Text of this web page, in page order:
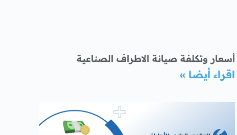
أسعار وتكلفة صيانة الاطراف الصناعية
اقراء أيضا »